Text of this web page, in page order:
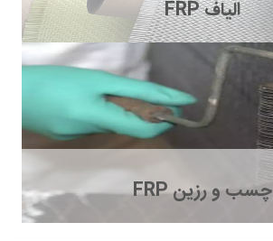
الیاف FRP
چسب و رزین FRP